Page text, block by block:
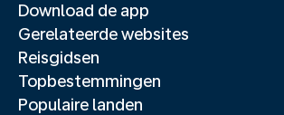
Download de app
Gerelateerde websites
Reisgidsen
Topbestemmingen
Populaire landen